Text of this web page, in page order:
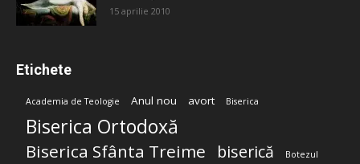
15 aprilie 2010
Etichete
Academia de Teologie Anul nou avort Biserica
Biserica Ortodoxă
Biserica Sfânta Treime biserică Botezul